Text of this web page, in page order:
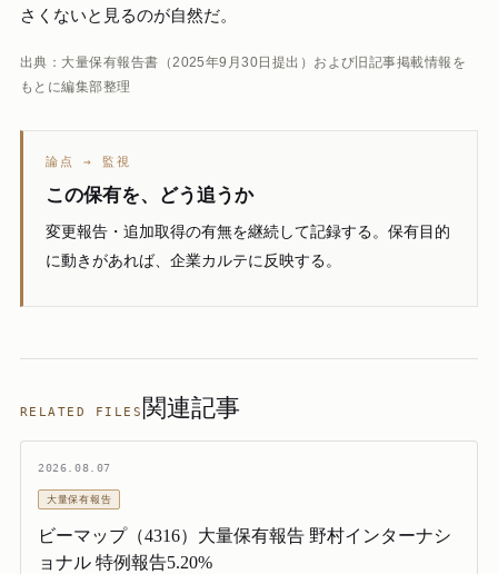
さくないと見るのが自然だ。
出典：大量保有報告書（2025年9月30日提出）および旧記事掲載情報を
もとに編集部整理
論点 → 監視
この保有を、どう追うか
変更報告・追加取得の有無を継続して記録する。保有目的
に動きがあれば、企業カルテに反映する。
RELATED FILES 関連記事
2026.08.07
大量保有報告
ビーマップ（4316）大量保有報告 野村インターナシ
ョナル 特例報告5.20%